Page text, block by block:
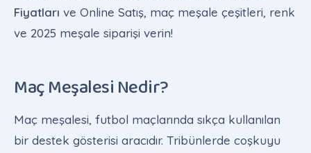
Fiyatları ve Online Satış, maç meşale çeşitleri, renk
ve 2025 meşale siparişi verin!
Maç Meşalesi Nedir?
Maç meşalesi, futbol maçlarında sıkça kullanılan
bir destek gösterisi aracıdır. Tribünlerde coşkuyu